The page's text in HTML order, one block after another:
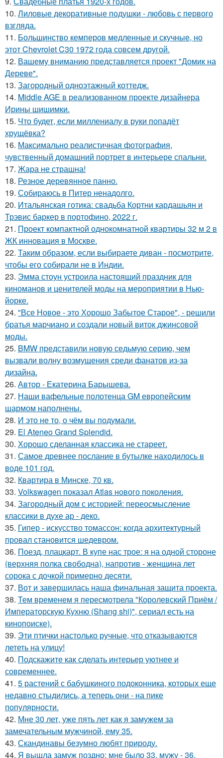
10. Лиловые декоративные подушки - любовь с первого
взгляда.
11. Большинство кемперов медленные и скучные, но
этот Chevrolet C30 1972 года совсем другой.
12. Вашему вниманию представляется проект "Домик на
Дереве".
13. Загородный одноэтажный коттедж.
14. Middle AGE в реализованном проекте дизайнера
Ирины шишимки.
15. Что будет, если миллениалу в руки попадёт
хрущёвка?
16. Максимально реалистичная фотография,
чувственный домашний портрет в интерьере спальни.
17. Жара не страшна!
18. Резное деревянное панно.
19. Собираюсь в Питер ненадолго.
20. Итальянская готика: свадьба Кортни кардашьян и
Трэвис баркер в портофино, 2022 г.
21. Проект компактной однокомнатной квартиры 32 м 2 в
ЖК инновация в Москве.
22. Таким образом, если выбираете диван - посмотрите,
чтобы его собирали не в Индии.
23. Эмма стоун устроила настоящий праздник для
киноманов и ценителей моды на мероприятии в Нью-
йорке.
24. "Все Новое - это Хорошо Забытое Старое", - решили
братья марчиано и создали новый виток джинсовой
моды.
25. BMW представили новую седьмую серию, чем
вызвали волну возмущения среди фанатов из-за
дизайна.
26. Автор - Екатерина Барышева.
27. Наши вафельные полотенца GM европейским
шармом наполнены.
28. И это не то, о чём вы подумали.
29. El Ateneo Grand Splendid.
30. Хорошо сделанная классика не стареет.
31. Самое древнее послание в бутылке находилось в
воде 101 год.
32. Квартира в Минске, 70 кв.
33. Volkswagen показал Atlas нового поколения.
34. Загородный дом с историей: переосмысление
классики в духе ар - деко.
35. Гипер - искусство томассон: когда архитектурный
провал становится шедевром.
36. Поезд, плацкарт. В купе нас трое: я на одной стороне
(верхняя полка свободна), напротив - женщина лет
сорока с дочкой примерно десяти.
37. Вот и завершилась наша финальная защита проекта.
38. Тем временем я пересмотрела "Королевский Приём /
Императорскую Кухню (Shang shi)", сериал есть на
кинопоиске).
39. Эти птички настолько ручные, что отказываются
лететь на улицу!
40. Подскажите как сделать интерьер уютнее и
современнее.
41. 5 растений с бабушкиного подоконника, которых еще
недавно стыдились, а теперь они - на пике
популярности.
42. Мне 30 лет, уже пять лет как я замужем за
замечательным мужчиной, ему 35.
43. Скандинавы безумно любят природу.
44. Я вышла замуж поздно: мне было 33, мужу - 36.